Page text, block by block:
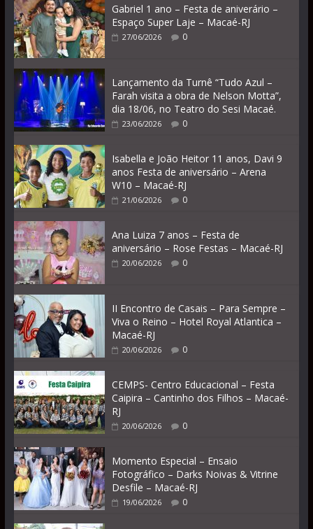
Gabriel 1 ano – Festa de aniverário –
Espaço Super Laje – Macaé-RJ
27/06/2026 0
Lançamento da Turnê “Tudo Azul –
Farah visita a obra de Nelson Motta”,
dia 18/06, no Teatro do Sesi Macaé.
23/06/2026 0
Isabella e João Heitor 11 anos, Davi 9
anos Festa de aniversário – Arena
W10 – Macaé-RJ
21/06/2026 0
Ana Luiza 7 anos – Festa de
aniversário – Rose Festas – Macaé-RJ
20/06/2026 0
II Encontro de Casais – Para Sempre –
Viva o Reino – Hotel Royal Atlantica –
Macaé-RJ
20/06/2026 0
CEMPS- Centro Educacional – Festa
Caipira – Cantinho dos Filhos – Macaé-
RJ
20/06/2026 0
Momento Especial – Ensaio
Fotográfico – Darks Noivas & Vitrine
Desfile – Macaé-RJ
19/06/2026 0